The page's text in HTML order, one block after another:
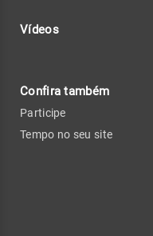
Vídeos
Confira também
Participe
Tempo no seu site